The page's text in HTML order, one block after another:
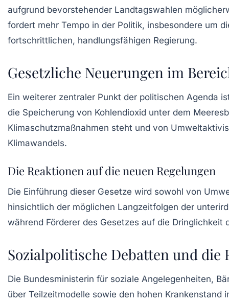
aufgrund bevorstehender Landtagswahlen
fordert mehr Tempo in der Politik, insbesondere um
fortschrittlichen, handlungsfähigen Regierung.
Gesetzliche Neuerungen im
Ein weiterer zentraler Punkt der politischen Agenda
die Speicherung von Kohlendioxid unter dem
Klimaschutzmaßnahmen steht und von
Klimawandels.
Die Reaktionen auf die neuen Regelungen
Die Einführung dieser Gesetze wird sowohl von
hinsichtlich der möglichen Langzeitfolgen der
während Förderer des Gesetzes auf die Dringlichkeit
Sozialpolitische Debatten und die
Die Bundesministerin für soziale Angelegenheiten,
über Teilzeitmodelle sowie den hohen